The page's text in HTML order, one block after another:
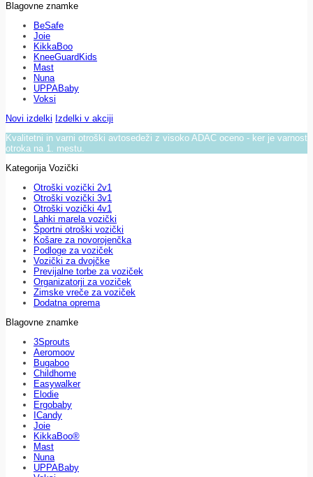
Blagovne znamke
BeSafe
Joie
KikkaBoo
KneeGuardKids
Mast
Nuna
UPPABaby
Voksi
Novi izdelki Izdelki v akciji
Kvalitetni in varni otroški avtosedeži z visoko ADAC oceno - ker je varnost
otroka na 1. mestu.
Kategorija Vozički
Otroški vozički 2v1
Otroški vozički 3v1
Otroški vozički 4v1
Lahki marela vozički
Športni otroški vozički
Košare za novorojenčka
Podloge za voziček
Vozički za dvojčke
Previjalne torbe za voziček
Organizatorji za voziček
Zimske vreče za voziček
Dodatna oprema
Blagovne znamke
3Sprouts
Aeromoov
Bugaboo
Childhome
Easywalker
Elodie
Ergobaby
ICandy
Joie
KikkaBoo®
Mast
Nuna
UPPABaby